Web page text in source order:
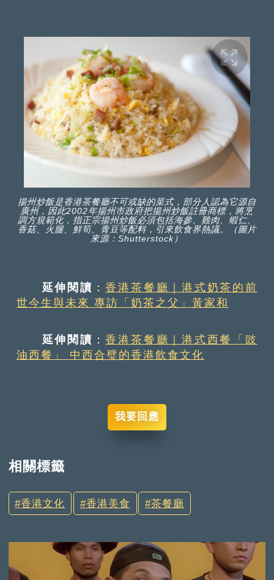
揚州炒飯是香港茶餐廳不可或缺的菜式，部分人認為它源自
廣州，因此2002年揚州市政府把揚州炒飯註冊商標，將烹
調方規範化，指正宗揚州炒飯必須包括海參、雞肉、蝦仁、
香菇、火腿、鮮筍、青豆等配料，引來飲食界熱議。（圖片
來源：Shutterstock）
延伸閱讀 ：香港茶餐廳｜港式奶茶的前
世今生與未來 專訪「奶茶之父」黃家和
延伸閱讀 ：香港茶餐廳｜港式西餐「豉
油西餐」 中西合璧的香港飲食文化
我要回應
相關標籤
香港文化 香港美食 茶餐廳